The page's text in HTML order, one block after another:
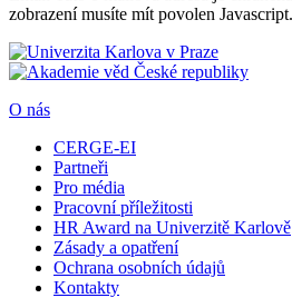
zobrazení musíte mít povolen Javascript.
O nás
CERGE-EI
Partneři
Pro média
Pracovní příležitosti
HR Award na Univerzitě Karlově
Zásady a opatření
Ochrana osobních údajů
Kontakty